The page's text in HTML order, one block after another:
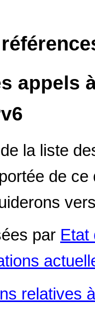
appels
la liste
de
par Etat
relatives